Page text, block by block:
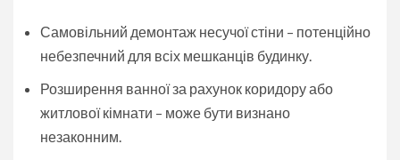
Самовільний демонтаж несучої стіни – потенційно
небезпечний для всіх мешканців будинку.
Розширення ванної за рахунок коридору або
житлової кімнати – може бути визнано
незаконним.